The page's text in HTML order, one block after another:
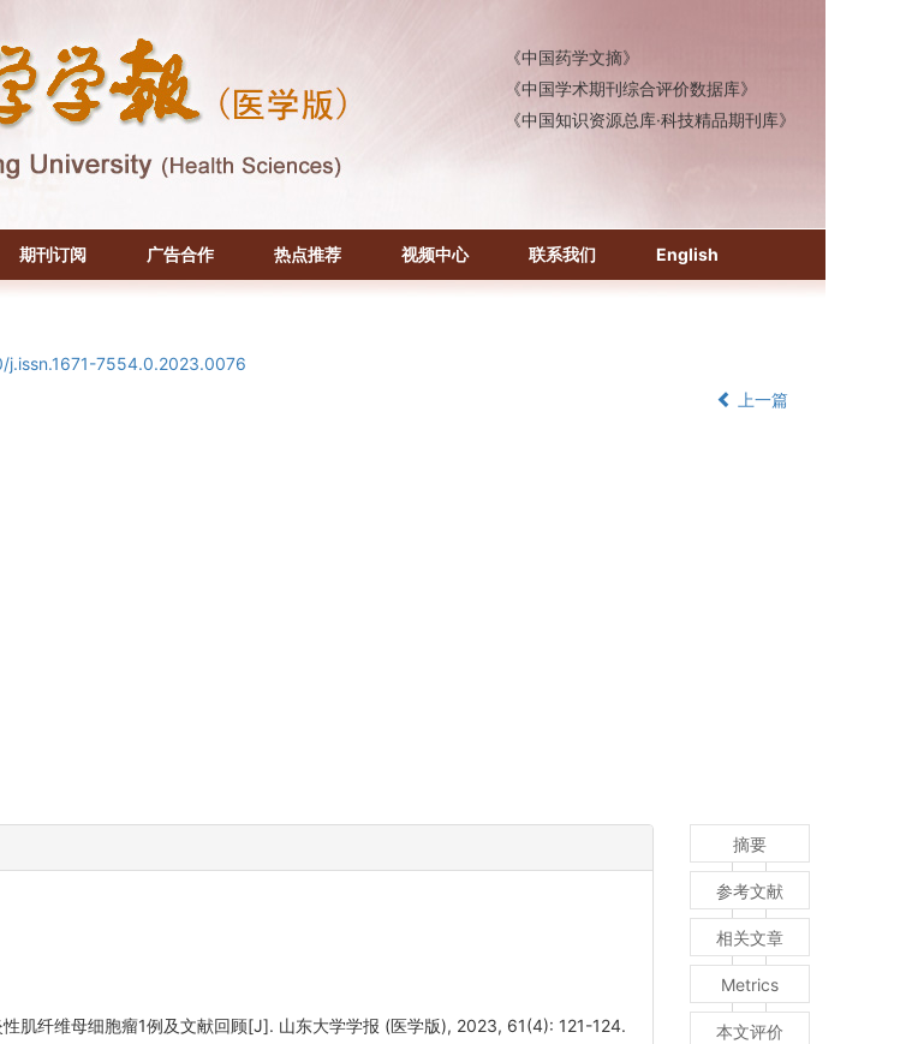
《中国药学文摘》
《中国学术期刊综合评价数据库》
《中国知识资源总库·科技精品期刊库》
期刊订阅 广告合作 热点推荐 视频中心 联系我们 English
j.issn.1671-7554.0.2023.0076
上一篇
肌纤维母细胞瘤1例及文献回顾[J]. 山东大学学报 (医学版), 2023, 61(4): 121-124.
摘要
参考文献
相关文章
Metrics
本文评价